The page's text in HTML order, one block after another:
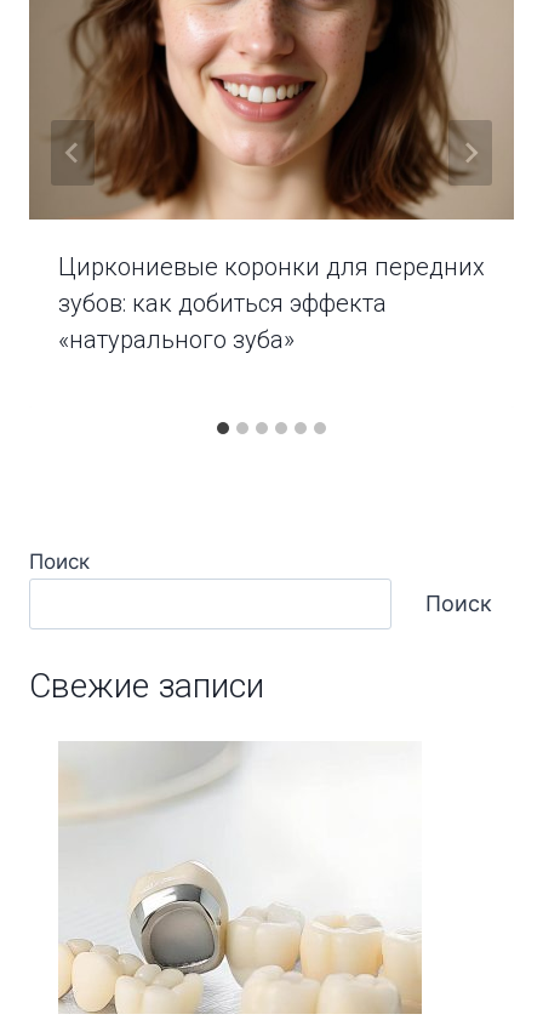
Циркониевые коронки для передних
зубов: как добиться эффекта
«натурального зуба»
Поиск
Поиск
Свежие записи